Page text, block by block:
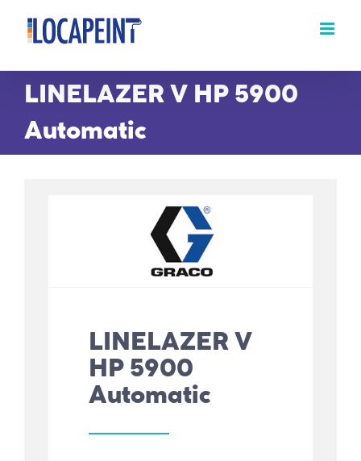
Passer
contenu
LINELAZER V HP 5900
Automatic
LINELAZER V
HP 5900
Automatic